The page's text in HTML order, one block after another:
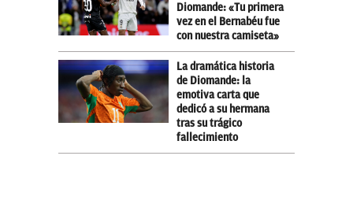
Diomande: «Tu primera
vez en el Bernabéu fue
con nuestra camiseta»
La dramática historia
de Diomande: la
emotiva carta que
dedicó a su hermana
tras su trágico
fallecimiento